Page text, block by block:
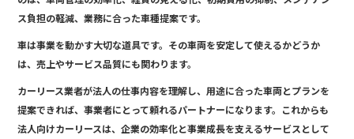
ス負担の軽減、業務に合った車種提案です。
車は事業を動かす大切な道具です。その車両を安定して使えるかどうか
は、売上やサービス品質にも関わります。
カーリース業者が法人の仕事内容を理解し、用途に合った車両とプランを
提案できれば、事業者にとって頼れるパートナーになります。これからも
法人向けカーリースは、企業の効率化と事業成長を支えるサービスとして